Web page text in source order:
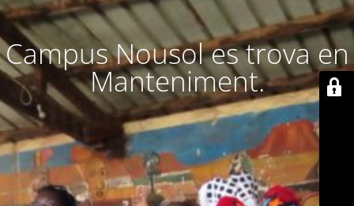
Campus Nousol es trova en
Manteniment.